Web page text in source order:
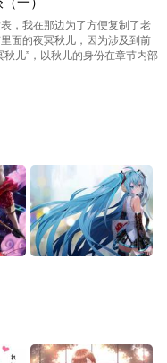
，我在那边为了方便复制了老
面的夜冥秋儿，因为涉及到前
儿”，以秋儿的身份在章节内部